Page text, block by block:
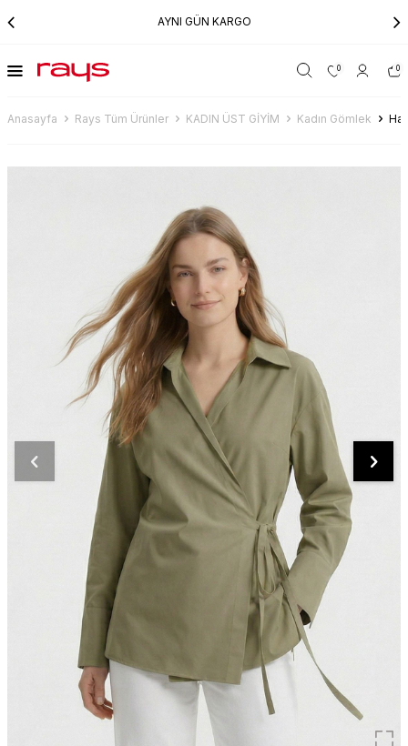
AYNI GÜN KARGO
0 0
Anasayfa Rays Tüm Ürünler KADIN ÜST GİYİM Kadın Gömlek